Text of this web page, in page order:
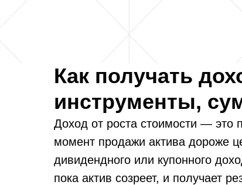
Как получать
инструменты,
Доход от роста стоимости — это
момент продажи актива дороже
дивидендного или купонного
пока актив созреет, и получает